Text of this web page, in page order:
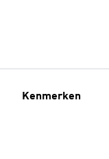
Kenmerken